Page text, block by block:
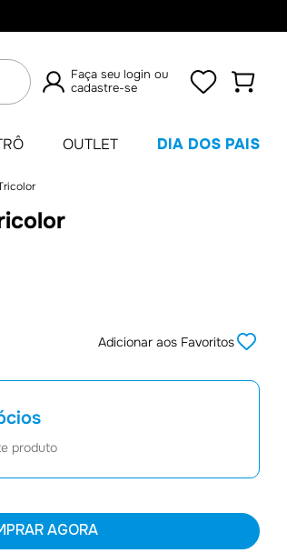
Faça seu login ou
cadastre-se
OUTLET DIA DOS PAIS
Adicionar aos Favoritos
produto
AGORA